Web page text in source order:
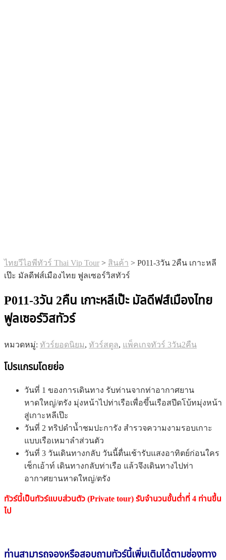
ไทยวีไอพีทัวร์ Thai Vip Tour > สินค้า > P011-3วัน 2คืน เกาะหลี
เป๊ะ มัลดีฟส์เมืองไทย ฟูลเซอร์วิสทัวร์
P011-3วัน 2คืน เกาะหลีเป๊ะ มัลดีฟส์เมืองไทย
ฟูลเซอร์วิสทัวร์
หมวดหมู่: ทัวร์ยอดนิยม, ทัวร์สตูล, แพ็คเกจทัวร์ 3วัน2คืน
โปรแกรมโดยย่อ
วันที่ 1 ของการเดินทาง รับท่านจากท่าอากาศยาน
หาดใหญ่/ตรัง มุ่งหน้าไปท่าเรือเพื่อขึ้นเรือสปีดโบ้ทมุ่งหน้า
สู่เกาะหลีเป๊ะ
วันที่ 2 ทริปดำน้ำชมปะการัง สำรวจความงามรอบเกาะ
แบบเรือเหมาลำส่วนตัว
วันที่ 3 วันเดินทางกลับ วันนี้ตื่นเช้ารับแสงอาทิตย์ก่อนใคร
เช็กเอ้าท์ เดินทางกลับท่าเรือ แล้วจึงเดินทางไปท่า
อากาศยานหาดใหญ่/ตรัง
ทัวร์นี้เป็นทัวร์แบบส่วนตัว (Private tour) รับจำนวนขั้นต่ำที่ 4 ท่านขึ้น
ไป
ท่านสามารถจองหรือสอบถามทัวร์นี้เพิ่มเติมได้ตามช่องทาง